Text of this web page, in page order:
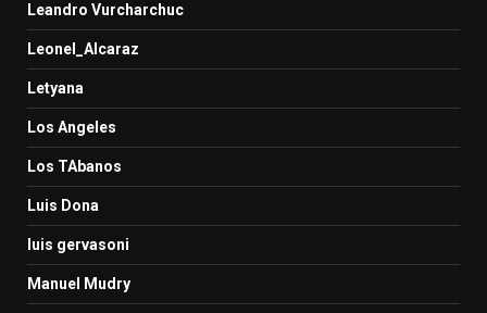
Leandro Vurcharchuc
Leonel_Alcaraz
Letyana
Los Angeles
Los TAbanos
Luis Dona
luis gervasoni
Manuel Mudry